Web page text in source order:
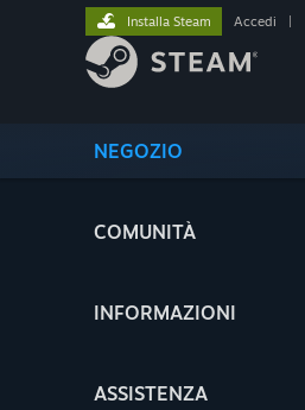
NEGOZIO
COMUNITÀ
INFORMAZIONI
ASSISTENZA
Installa Steam Accedi